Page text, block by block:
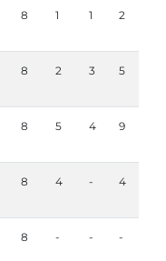
8 1 1 2
8 2 3 5
8 5 4 9
8 4 - 4
8 - - -